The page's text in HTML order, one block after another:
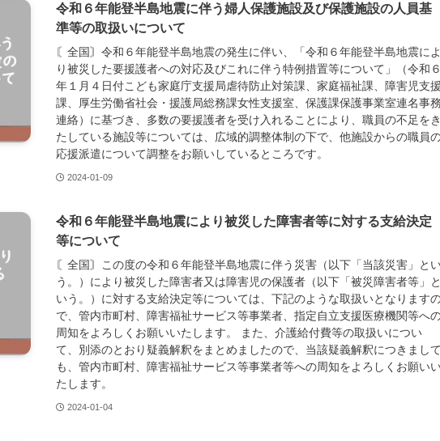
令和６年能登半島地震に伴う婦人保護施設及び保護施設の人員基
準等の取扱いについて
〘全国〙令和６年能登半島地震の発生に伴い、「令和６年能登半島地震によ
り被災した要援護者への対応及びこれに伴う特例措置等について」（令和６
年１月４日付こども家庭庁支援局虐待防止対策課、家庭福祉課、障害児支援
課、厚生労働省社会・援護局総務課女性支援室、保護課保護事業室連名事務
連絡）に基づき、多数の要援護者を受け入れることにより、職員の不足をき
たしている施設等については、広域的調整体制の下で、他施設からの職員
応援派遣について調整をお願いしているところです。
2024-01-09
令和６年能登半島地震により被災した障害者等に対する支給決定
等について
〘全国〙この度の令和６年能登半島地震に伴う災害（以下「当該災害」と
う。）により被災した障害者又は障害児の保護者（以下「被災障害者等」と
いう。）に対する支給決定等については、下記のような取扱いとなります
で、管内市町村、障害福祉サービス等事業者、指定自立支援医療機関等へ
周知をよろしくお願いいたします。 また、介護給付費等の取扱いについ
て、別添のとおり疑義解釈をまとめましたので、当該疑義解釈につきまして
も、管内市町村、障害福祉サービス等事業者等への周知をよろしくお願い
たします。
2024-01-04